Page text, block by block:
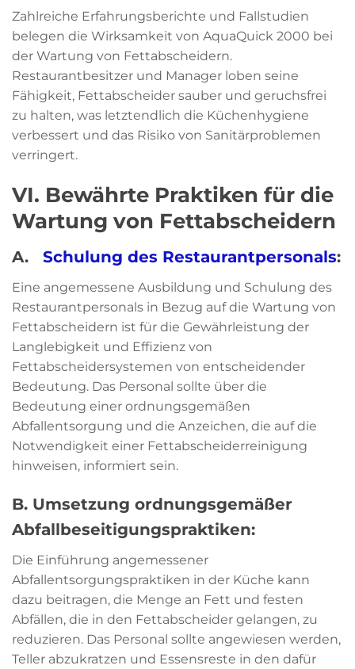
Zahlreiche Erfahrungsberichte und Fallstudien
belegen die Wirksamkeit von AquaQuick 2000 bei
der Wartung von Fettabscheidern.
Restaurantbesitzer und Manager loben seine
Fähigkeit, Fettabscheider sauber und geruchsfrei
zu halten, was letztendlich die Küchenhygiene
verbessert und das Risiko von Sanitärproblemen
verringert.
VI. Bewährte Praktiken für die
Wartung von Fettabscheidern
A. Schulung des Restaurantpersonals:
Eine angemessene Ausbildung und Schulung des
Restaurantpersonals in Bezug auf die Wartung von
Fettabscheidern ist für die Gewährleistung der
Langlebigkeit und Effizienz von
Fettabscheidersystemen von entscheidender
Bedeutung. Das Personal sollte über die
Bedeutung einer ordnungsgemäßen
Abfallentsorgung und die Anzeichen, die auf die
Notwendigkeit einer Fettabscheiderreinigung
hinweisen, informiert sein.
B. Umsetzung ordnungsgemäßer
Abfallbeseitigungspraktiken:
Die Einführung angemessener
Abfallentsorgungspraktiken in der Küche kann
dazu beitragen, die Menge an Fett und festen
Abfällen, die in den Fettabscheider gelangen, zu
reduzieren. Das Personal sollte angewiesen werden,
Teller abzukratzen und Essensreste in den dafür